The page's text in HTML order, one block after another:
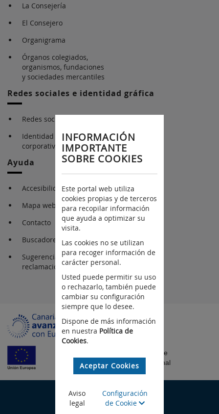
La Consejería
El Consejero
Organigrama
Órganos colegiados,
organismos, fundaciones
y sociedades mercantiles
Redes sociales e identidad gráfica
Redes sociales
Identidad gráfica
corporativa
Ayuda
Accesibilidad
Mapa web
Contacto
Buscadores
Sugerencia y
reclamaciones
Fondo Europeo de
Desarrollo Regional
©Gobierno de Canarias
INFORMACIÓN
IMPORTANTE
SOBRE COOKIES
Este portal web utiliza
cookies propias y de terceros
para recopilar información
que ayuda a optimizar su
visita.
Las cookies no se utilizan
para recoger información de
carácter personal.
Usted puede permitir su uso
o rechazarlo, también puede
cambiar su configuración
siempre que lo desee.
Dispone de más información
en nuestra Política de
Cookies.
Aceptar Cookies
Aviso
legal
Configuración
de Cookie